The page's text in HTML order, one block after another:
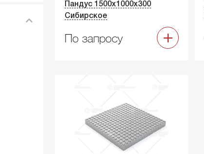
Пандус 1500х1000х300
Сибирское
По запросу